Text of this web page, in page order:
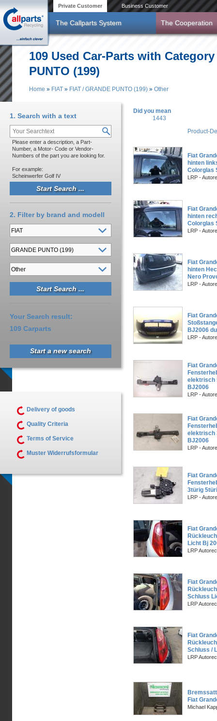
Skip to main content Private Customer Business Customer
The Callparts System The Cooperation
109 Used Car-Parts with
PUNTO (199)
Home » FIAT » FIAT / GRANDE PUNTO (199) » Other
Did you mean
1443
Product-
Fiat
hinten
Colorglas
LRP -
Fiat
hinten
Colorglas
LRP -
Fiat
hinten
Nero
LRP -
Fiat
BJ2006
LRP -
Fiat
elektrisch
BJ2006
LRP -
Fiat
elektrisch
BJ2006
LRP -
Fiat
3türig
LRP -
Fiat
Licht Bj
LRP
Fiat
Schluss
LRP
Fiat
Schluss /
LRP
Fiat
Michael
1. Search with a text
Please enter a description, a Part-
Number, a Motor- Code or Vendor-
Numbers of the part you are looking for.
For example:
Scheinwerfer Golf IV
2. Filter by brand and modell
Your Search result:
109 Carparts
Start a new search
Delivery of goods
Quality Criteria
Terms of Service
Muster Widerrufsformular